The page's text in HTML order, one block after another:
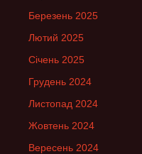
Березень 2025
Лютий 2025
Січень 2025
Грудень 2024
Листопад 2024
Жовтень 2024
Вересень 2024